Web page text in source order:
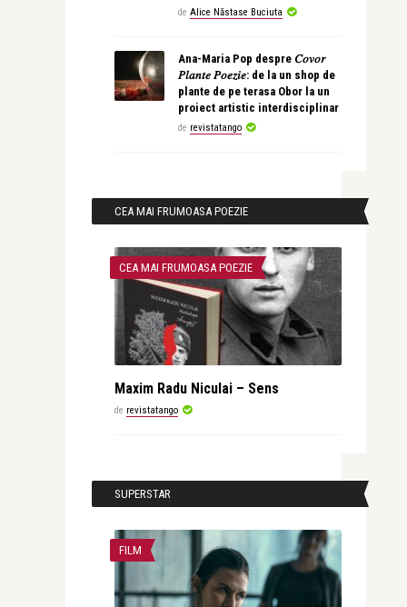
de Alice Năstase Buciuta
Ana-Maria Pop despre 𝐶𝑜𝑣𝑜𝑟
𝑃𝑙𝑎𝑛𝑡𝑒 𝑃𝑜𝑒𝑧𝑖𝑒: de la un shop de
plante de pe terasa Obor la un
proiect artistic interdisciplinar
de revistatango
CEA MAI FRUMOASA POEZIE
CEA MAI FRUMOASA POEZIE
Maxim Radu Niculai – Sens
de revistatango
SUPERSTAR
FILM